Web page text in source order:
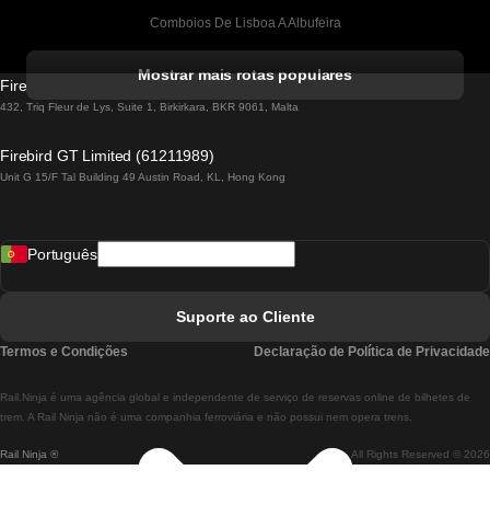
Comboios De Lisboa A Albufeira
Comboios De Lisboa A Lagos
Comboios De Lisboa A Madrid
Comboios De Lisboa A Braga
Comboios De Braga A Lisboa
Mostrar mais rotas populares
Firebird GT Limited (OC 1451)
432, Triq Fleur de Lys, Suite 1, Birkirkara, BKR 9061, Malta
Firebird GT Limited (61211989)
Unit G 15/F Tal Building 49 Austin Road, KL, Hong Kong
Rail Ninja ® All Rights Reserved © 2026
Rail.Ninja é uma agência global e independente de serviço de reservas online de bilhetes de
trem. A Rail Ninja não é uma companhia ferroviária e não possui nem opera trens.
Português
Suporte ao Cliente
Termos e Condições Declaração de Política de Privacidade